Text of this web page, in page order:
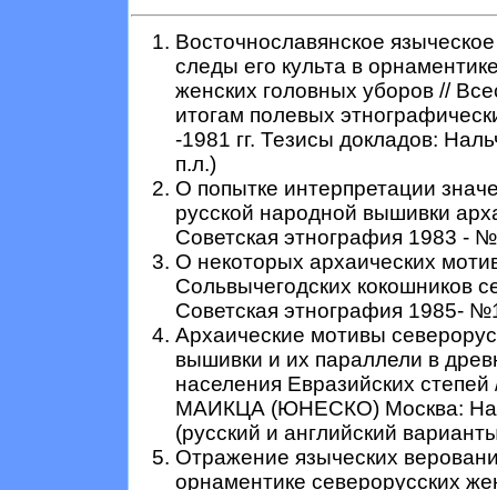
Восточнославянское
следы его культа в
женских головных уборов //
итогам полевых
-1981 гг. Тезисы докладов:
п.л.)
О попытке интерпретации
русской народной вышивки
Советская этнография 1983 -
О некоторых архаических
Сольвычегодских кокошников
Советская этнография 1985-
Архаические мотивы
вышивки и их параллели в
населения Евразийских
МАИКЦА (ЮНЕСКО) Москва:
(русский и английский
Отражение языческих
орнаментике северорусских